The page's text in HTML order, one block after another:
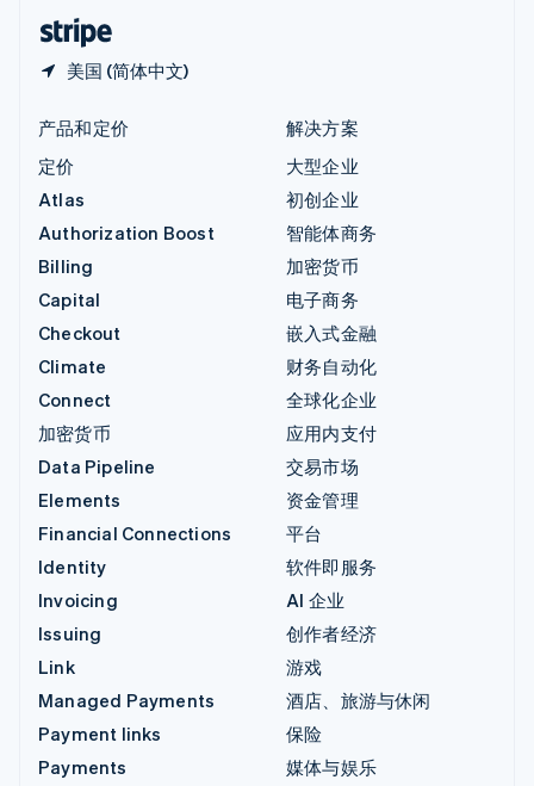
美国 (简体中文)
产品和定价
定价
Atlas
Authorization Boost
Billing
Capital
Checkout
Climate
Connect
加密货币
Data Pipeline
Elements
Financial Connections
Identity
Invoicing
Issuing
Link
Managed Payments
Payment links
Payments
解决方案
大型企业
初创企业
智能体商务
加密货币
电子商务
嵌入式金融
财务自动化
全球化企业
应用内支付
交易市场
资金管理
平台
软件即服务
AI 企业
创作者经济
游戏
酒店、旅游与休闲
保险
媒体与娱乐